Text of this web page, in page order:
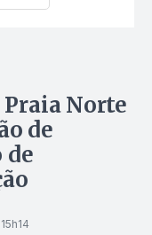
Norte
de
de